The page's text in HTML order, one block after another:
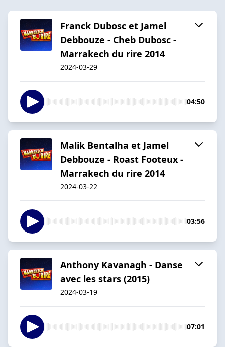
Franck Dubosc et Jamel
Debbouze - Cheb Dubosc -
Marrakech du rire 2014
2024-03-29
04:50
Malik Bentalha et Jamel
Debbouze - Roast Footeux -
Marrakech du rire 2014
2024-03-22
03:56
Anthony Kavanagh - Danse
avec les stars (2015)
2024-03-19
07:01